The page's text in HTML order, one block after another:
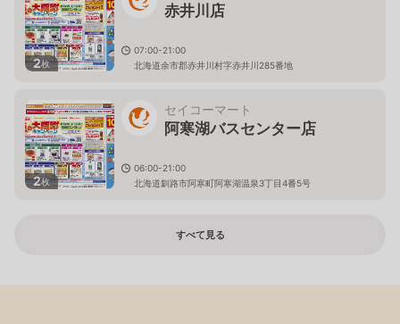
2枚
赤井川店
07:00-21:00
北海道余市郡赤井川村字赤井川285番地
2枚
セイコーマート
阿寒湖バスセンター店
06:00-21:00
北海道釧路市阿寒町阿寒湖温泉3丁目4番5号
すべて見る